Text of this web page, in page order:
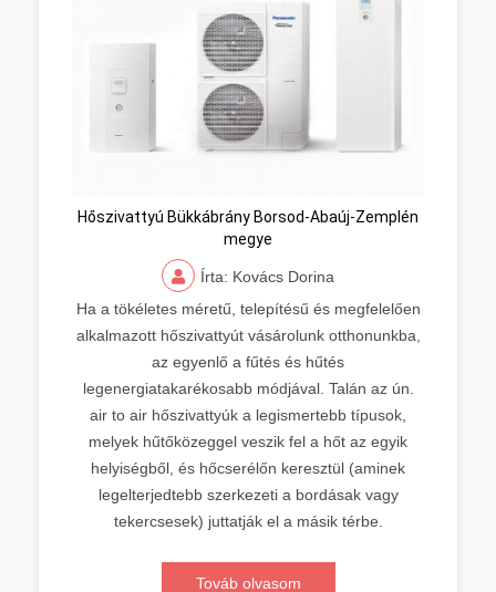
Hőszivattyú Bükkábrány Borsod-Abaúj-Zemplén
megye
Írta: Kovács Dorina
Ha a tökéletes méretű, telepítésű és megfelelően
alkalmazott hőszivattyút vásárolunk otthonunkba,
az egyenlő a fűtés és hűtés
legenergiatakarékosabb módjával. Talán az ún.
air to air hőszivattyúk a legismertebb típusok,
melyek hűtőközeggel veszik fel a hőt az egyik
helyiségből, és hőcserélőn keresztül (aminek
legelterjedtebb szerkezeti a bordásak vagy
tekercsesek) juttatják el a másik térbe.
Továb olvasom